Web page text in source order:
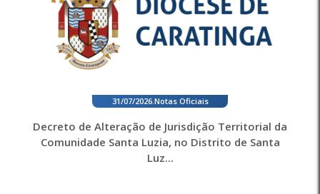
31/07/2026. Notas Oficiais
Decreto de Alteração de Jurisdição Territorial da
Comunidade Santa Luzia, no Distrito de Santa
Luz...